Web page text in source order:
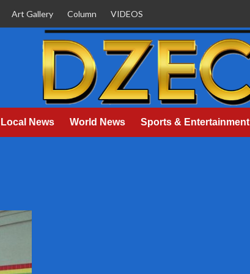
Art Gallery Column VIDEOS
Local News World News Sports & Entertainment